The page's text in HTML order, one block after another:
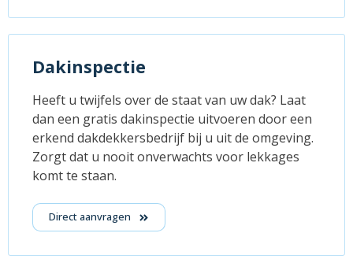
Dakinspectie
Heeft u twijfels over de staat van uw dak? Laat
dan een gratis dakinspectie uitvoeren door een
erkend dakdekkersbedrijf bij u uit de omgeving.
Zorgt dat u nooit onverwachts voor lekkages
komt te staan.
Direct aanvragen